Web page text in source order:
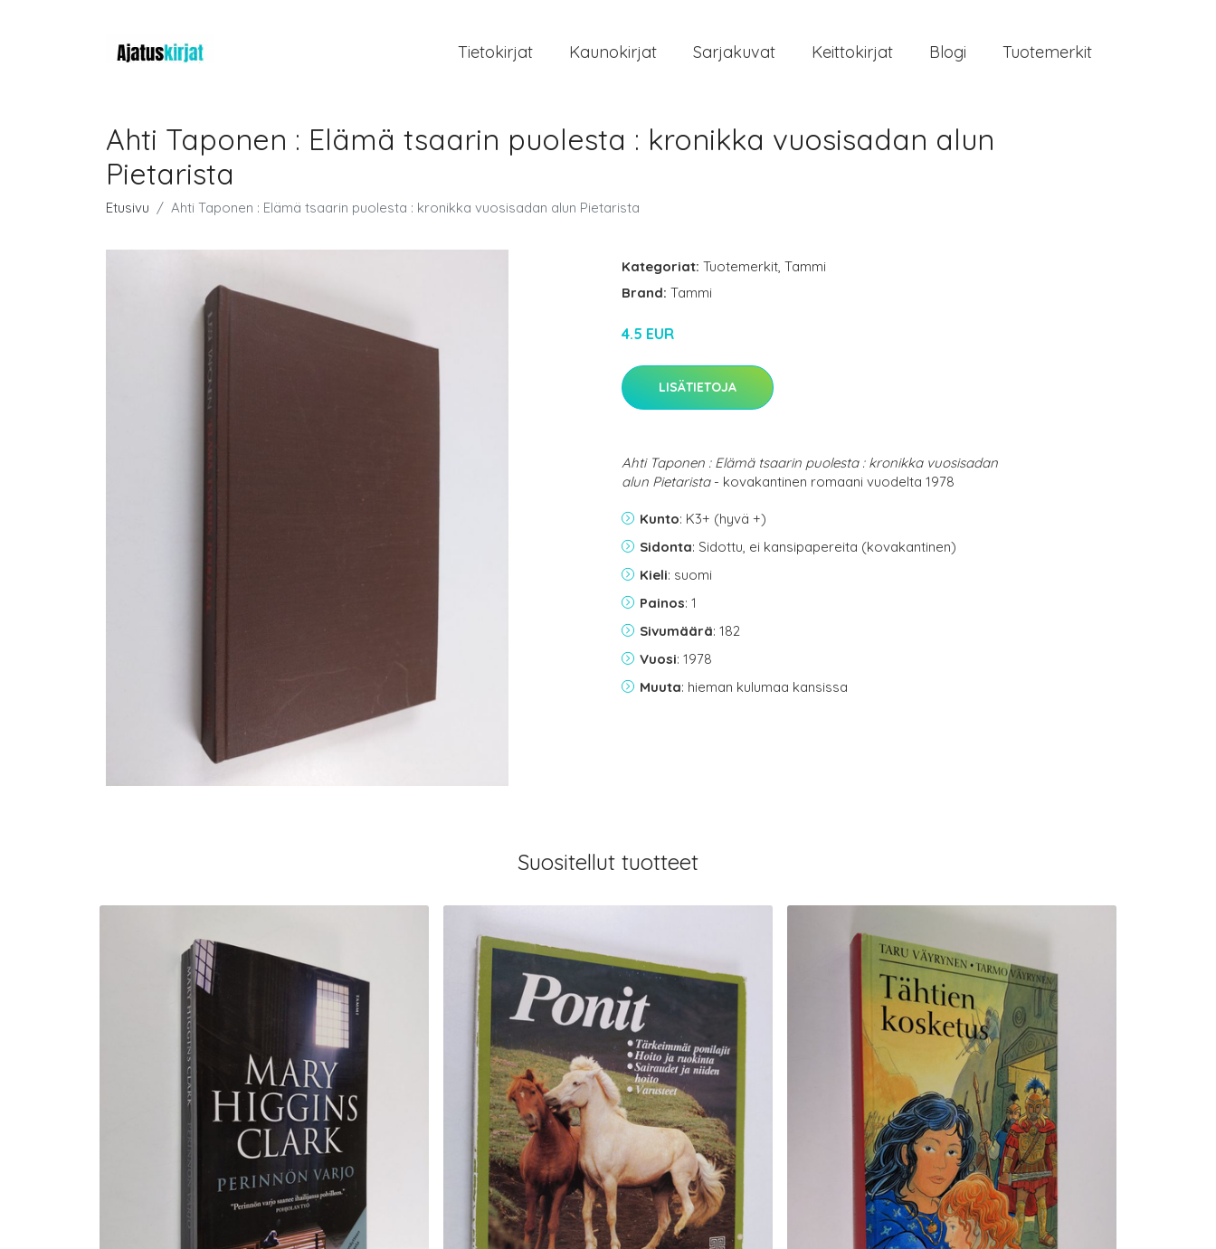
Tietokirjat Kaunokirjat Sarjakuvat Keittokirjat Blogi Tuotemerkit
Ahti Taponen : Elämä tsaarin puolesta : kronikka vuosisadan alun
Pietarista
Etusivu Ahti Taponen : Elämä tsaarin puolesta : kronikka vuosisadan alun Pietarista
Kategoriat: Tuotemerkit, Tammi
Brand: Tammi
4.5 EUR
LISÄTIETOJA
Ahti Taponen : Elämä tsaarin puolesta : kronikka vuosisadan
alun Pietarista- kovakantinen romaani vuodelta 1978
Kunto: K3+ (hyvä +)
Sidonta: Sidottu, ei kansipapereita (kovakantinen)
Kieli: suomi
Painos: 1
Sivumäärä: 182
Vuosi: 1978
Muuta: hieman kulumaa kansissa
Suositellut tuotteet